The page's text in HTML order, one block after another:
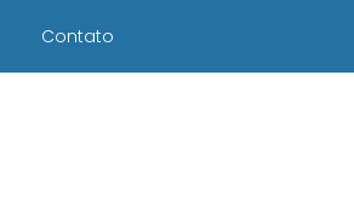
Contato